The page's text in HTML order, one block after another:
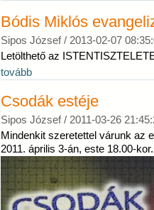
Bódis Miklós
Sipos József / 2013-02-07
Letölthető az
tovább
Csodák estéje
Sipos József / 2011-03-26
Mindenkit szeretettel várunk az
2011. április 3-án, este 18.00-kor.